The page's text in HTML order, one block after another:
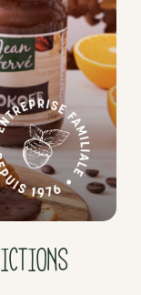
Pâte
d'amande
Pâtes à
tartiner
Produits
lacto-
fermentés
Produits
Purées